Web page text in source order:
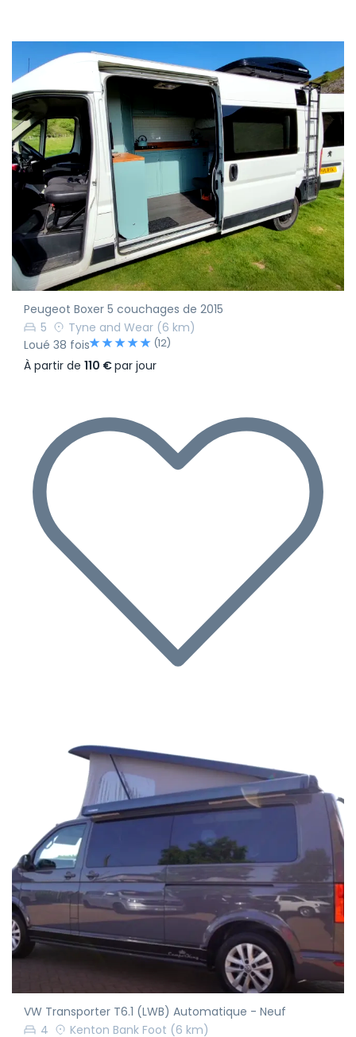
Peugeot Boxer 5 couchages de 2015
5
Tyne and Wear (6 km)
Loué 38 fois
(12)
À partir de 110 €par jour
VW Transporter T6.1 (LWB) Automatique - Neuf
4
Kenton Bank Foot (6 km)